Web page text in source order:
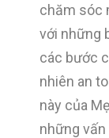
chăm sóc
với những
các bước
nhiên an
này của
những